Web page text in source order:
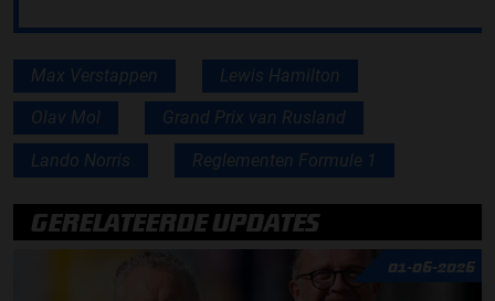
Max Verstappen Lewis Hamilton
Olav Mol Grand Prix van Rusland
Lando Norris Reglementen Formule 1
GERELATEERDE UPDATES
01-06-2026